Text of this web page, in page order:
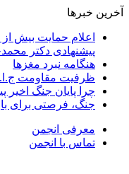
آخرین خبرها
پیشنهادی دکتر
هنگامه نبرد مغزها
ظرفیت مقاومت ج.ا.
چرا پایان جنگ اخیر
جنگ، فرصتی برای
معرفی انجمن
تماس با انجمن